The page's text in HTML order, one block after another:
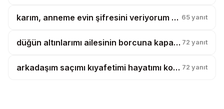
karım, anneme evin şifresini veriyorum diye boşanmak istiyor? 65 yanıt
düğün altınlarımı ailesinin borcuna kapatmak istiyorlar, ben banka mıyım? 72 yanıt
arkadaşım saçımı kıyafetimi hayatımı kopyalıyor, artık tesadüf diyemiyorum? 72 yanıt